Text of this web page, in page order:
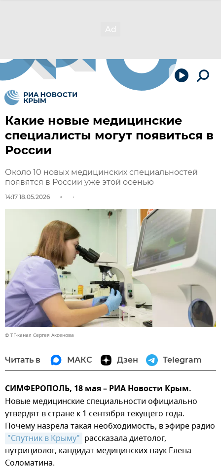
Какие новые медицинские
специалисты могут появиться в
России
Около 10 новых медицинских специальностей
появятся в России уже этой осенью
14:17 18.05.2026
© ТГ-канал Сергея Аксенова
Читать в МАКС Дзен Telegram
СИМФЕРОПОЛЬ, 18 мая – РИА Новости Крым.
Новые медицинские специальности официально
утвердят в стране к 1 сентября текущего года.
Почему назрела такая необходимость, в эфире радио
"Спутник в Крыму" рассказала диетолог,
нутрициолог, кандидат медицинских наук Елена
Соломатина.